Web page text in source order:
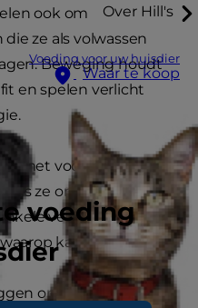
Over Hill's
Voeding voor uw huisdier
Waar te koop
voeding
ook om
ze als volwassen
Beweging houdt
en spelen verlicht
met voorwerpen,
als ze ongeveer vier
veel
katten spelen:
op de loer in